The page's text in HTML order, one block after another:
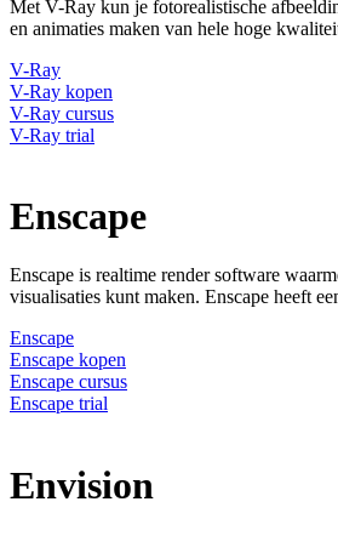
Met V-Ray kun je fotorealistische
en animaties maken van hele hoge
V-Ray
V-Ray kopen
V-Ray cursus
V-Ray trial
Enscape
Enscape is realtime render software
visualisaties kunt maken. Enscape heeft
Enscape
Enscape kopen
Enscape cursus
Enscape trial
Envision